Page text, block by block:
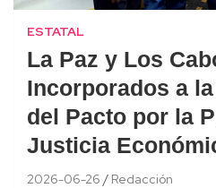
ESTATAL
La Paz y Los
Incorporados a
del Pacto por la
Justicia
2026-06-26 Redacción